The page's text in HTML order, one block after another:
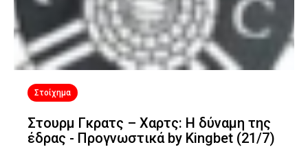
Στοίχημα
Στουρμ Γκρατς – Χαρτς: Η δύναμη της
έδρας - Προγνωστικά by Kingbet (21/7)